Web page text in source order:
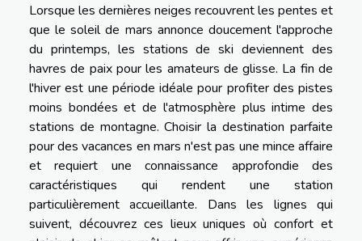
Lorsque les dernières neiges recouvrent les pentes et
que le soleil de mars annonce doucement l'approche
du printemps, les stations de ski deviennent des
havres de paix pour les amateurs de glisse. La fin de
l'hiver est une période idéale pour profiter des pistes
moins bondées et de l'atmosphère plus intime des
stations de montagne. Choisir la destination parfaite
pour des vacances en mars n'est pas une mince affaire
et requiert une connaissance approfondie des
caractéristiques qui rendent une station
particulièrement accueillante. Dans les lignes qui
suivent, découvrez ces lieux uniques où confort et